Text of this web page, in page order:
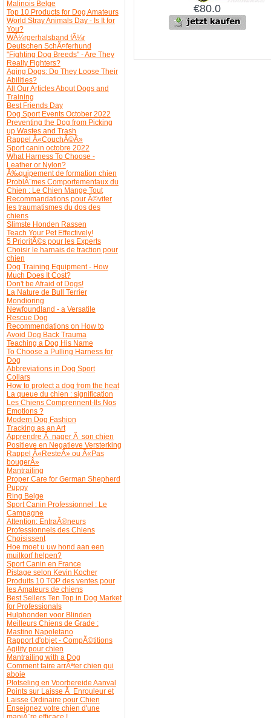
Malinois Belge
Top 10 Products for Dog Amateurs
World Stray Animals Day - Is It for
You?
WÃ¼rgerhalsband fÃ¼r
Deutschen SchÃ¤ferhund
"Fighting Dog Breeds" - Are They
Really Fighters?
Aging Dogs: Do They Loose Their
Abilities?
All Our Articles About Dogs and
Training
Best Friends Day
Dog Sport Events October 2022
Preventing the Dog from Picking
up Wastes and Trash
Rappel Â«CouchÃ©Â»
Sport canin octobre 2022
What Harness To Choose -
Leather or Nylon?
Ã‰quipement de formation chien
ProblÃ¨mes Comportementaux du
Chien : Le Chien Mange Tout
Recommandations pour Ã©viter
les traumatismes du dos des
chiens
Slimste Honden Rassen
Teach Your Pet Effectively!
5 PrioritÃ©s pour les Experts
Choisir le harnais de traction pour
chien
Dog Training Equipment - How
Much Does It Cost?
Don't be Afraid of Dogs!
La Nature de Bull Terrier
Mondioring
Newfoundland - a Versatile
Rescue Dog
Recommendations on How to
Avoid Dog Back Trauma
Teaching a Dog His Name
To Choose a Pulling Harness for
Dog
Abbreviations in Dog Sport
Collars
How to protect a dog from the heat
La queue du chien : signification
Les Chiens Comprennent-Ils Nos
Emotions ?
Modern Dog Fashion
Tracking as an Art
Apprendre Ã nager Ã son chien
Positieve en Negatieve Versterking
Rappel Â«ResteÂ» ou Â«Pas
bougerÂ»
Mantrailing
Proper Care for German Shepherd
Puppy
Ring Belge
Sport Canin Professionnel : Le
Campagne
Attention: EntraÃ®neurs
Professionnels des Chiens
Choisissent
Hoe moet u uw hond aan een
muilkorf helpen?
Sport Canin en France
Pistage selon Kevin Kocher
Produits 10 TOP des ventes pour
les Amateurs de chiens
Best Sellers Ten Top in Dog Market
for Professionals
Hulphonden voor Blinden
Meilleurs Chiens de Grade :
Mastino Napoletano
Rapport d'objet - CompÃ©titions
Agility pour chien
Mantrailing with a Dog
Comment faire arrÃªter chien qui
aboie
Plotseling en Voorbereide Aanval
Points sur Laisse Ã Enrouleur et
Laisse Ordinaire pour Chien
Enseignez votre chien d'une
€80.0